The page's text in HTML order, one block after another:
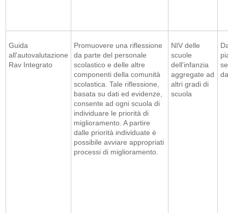
Guida
all'autovalutazione
Rav Integrato
Promuovere una riflessione
da parte del personale
scolastico e delle altre
componenti della comunità
scolastica. Tale riflessione,
basata su dati ed evidenze,
consente ad ogni scuola di
individuare le priorità di
miglioramento. A partire
dalle priorità individuate è
possibile avviare appropriati
processi di miglioramento.
NIV delle
scuole
dell'infanzia
aggregate ad
altri gradi di
scuola